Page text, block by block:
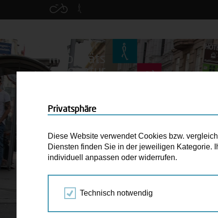
Privatsphäre
Diese Website verwendet Cookies bzw.
Diensten finden Sie in der jeweiligen Kategorie.
individuell anpassen oder widerrufen.
Technisch notwendig